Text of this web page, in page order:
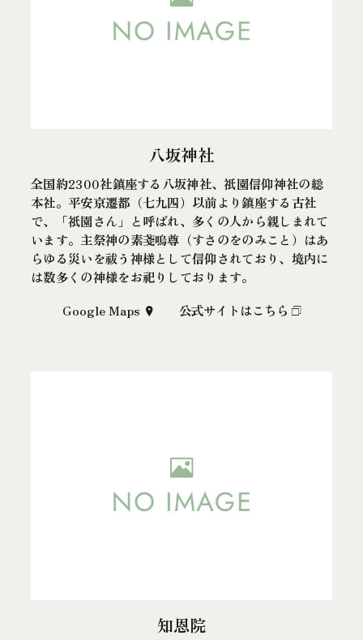
八坂神社
全国約2300社鎮座する八坂神社、祇園信仰神社の総
本社。平安京遷都（七九四）以前より鎮座する古社
で、「祇園さん」と呼ばれ、多くの人から親しまれて
います。主祭神の素戔嗚尊（すさのをのみこと）はあ
らゆる災いを祓う神様として信仰されており、境内に
は数多くの神様をお祀りしております。
Google Maps
公式サイトはこちら
知恩院